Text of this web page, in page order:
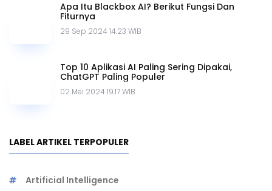
Apa Itu Blackbox AI? Berikut Fungsi Dan
Fiturnya
29 Sep 2024 14.23 WIB
Top 10 Aplikasi AI Paling Sering Dipakai,
ChatGPT Paling Populer
02 Mei 2024 19.17 WIB
LABEL ARTIKEL TERPOPULER
Artificial Intelligence